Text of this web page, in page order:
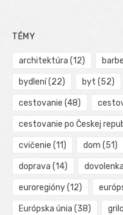
TÉMY
architektúra (12)
bydlení(22) byt (52)
cestovanie (48)
cestovanie po Českej
cvičenie (11) dom (51)
doprava (14) dovolenka
euroregióny(12)
Európska únia (38)